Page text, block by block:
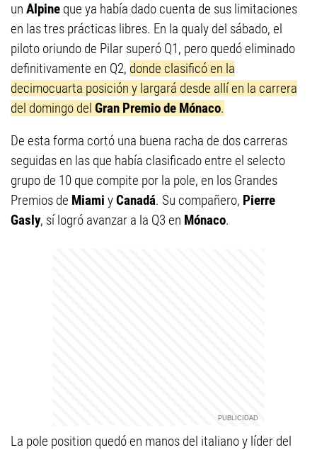
un Alpine que ya había dado cuenta de sus limitaciones
en las tres prácticas libres. En la qualy del sábado, el
piloto oriundo de Pilar superó Q1, pero quedó eliminado
definitivamente en Q2, donde clasificó en la
decimocuarta posición y largará desde allí en la carrera
del domingo del Gran Premio de Mónaco.
De esta forma cortó una buena racha de dos carreras
seguidas en las que había clasificado entre el selecto
grupo de 10 que compite por la pole, en los Grandes
Premios de Miami yCanadá. Su compañero, Pierre
Gasly, sí logró avanzar a la Q3 en Mónaco.
La pole position quedó en manos del italiano y líder del